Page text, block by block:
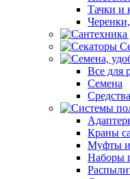
Тачки и
Все для
Семена
Краны
Муфты и
Наборы